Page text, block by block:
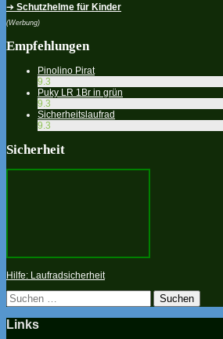
➔ Schutzhelme für Kinder
(Werbung)
Empfehlungen
Pinolino Pirat
9.3
Puky LR 1Br in grün
9.3
Sicherheitslaufrad
9.3
Sicherheit
Hilfe: Laufradsicherheit
Suchen
nach:
Links